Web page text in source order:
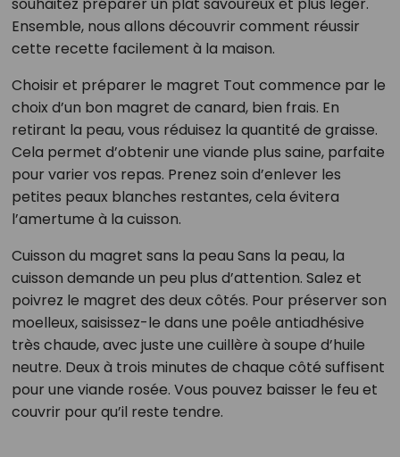
Ensemble, nous allons découvrir comment réussir
cette recette facilement à la maison.
Choisir et préparer le magret Tout commence par le
choix d’un bon magret de canard, bien frais. En
retirant la peau, vous réduisez la quantité de graisse.
Cela permet d’obtenir une viande plus saine, parfaite
pour varier vos repas. Prenez soin d’enlever les
petites peaux blanches restantes, cela évitera
l’amertume à la cuisson.
Cuisson du magret sans la peau Sans la peau, la
cuisson demande un peu plus d’attention. Salez et
poivrez le magret des deux côtés. Pour préserver son
moelleux, saisissez-le dans une poêle antiadhésive
très chaude, avec juste une cuillère à soupe d’huile
neutre. Deux à trois minutes de chaque côté suffisent
pour une viande rosée. Vous pouvez baisser le feu et
couvrir pour qu’il reste tendre.